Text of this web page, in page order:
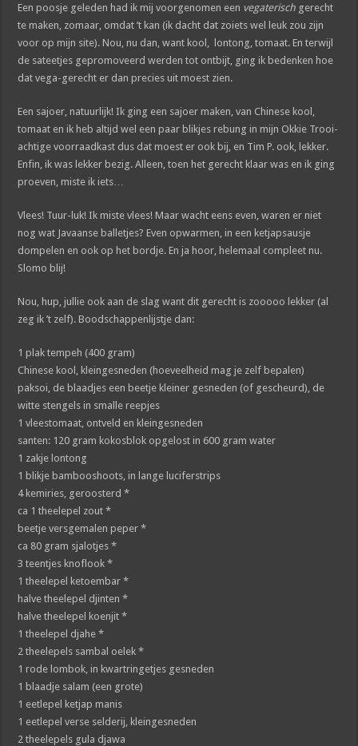
Een poosje geleden had ik mij voorgenomen een vegaterisch gerecht
te maken, zomaar, omdat ’t kan (ik dacht dat zoiets wel leuk zou zijn
voor op mijn site). Nou, nu dan, want kool, lontong, tomaat. En terwijl
de sateetjes gepromoveerd werden tot ontbijt, ging ik bedenken hoe
dat vega-gerecht er dan precies uit moest zien.
Een sajoer, natuurlijk! Ik ging een sajoer maken, van Chinese kool,
tomaat en ik heb altijd wel een paar blikjes rebung in mijn Okkie Trooi-
achtige voorraadkast dus dat moest er ook bij, en Tim P. ook, lekker.
Enfin, ik was lekker bezig. Alleen, toen het gerecht klaar was en ik ging
proeven, miste ik iets…
Vlees! Tuur-luk! Ik miste vlees! Maar wacht eens even, waren er niet
nog wat Javaanse balletjes? Even opwarmen, in een ketjapsausje
dompelen en ook op het bordje. En ja hoor, helemaal compleet nu.
Slomo blij!
Nou, hup, jullie ook aan de slag want dit gerecht is zooooo lekker (al
zeg ik ’t zelf). Boodschappenlijstje dan:
1 plak tempeh (400 gram)
Chinese kool, kleingesneden (hoeveelheid mag je zelf bepalen)
paksoi, de blaadjes een beetje kleiner gesneden (of gescheurd), de
witte stengels in smalle reepjes
1 vleestomaat, ontveld en kleingesneden
santen: 120 gram kokosblok opgelost in 600 gram water
1 zakje lontong
1 blikje bambooshoots, in lange luciferstrips
4 kemiries, geroosterd *
ca 1 theelepel zout *
beetje versgemalen peper *
ca 80 gram sjalotjes *
3 teentjes knoflook *
1 theelepel ketoembar *
halve theelepel djinten *
halve theelepel koenjit *
1 theelepel djahe *
2 theelepels sambal oelek *
1 rode lombok, in kwartringetjes gesneden
1 blaadje salam (een grote)
1 eetlepel ketjap manis
1 eetlepel verse selderij, kleingesneden
2 theelepels gula djawa